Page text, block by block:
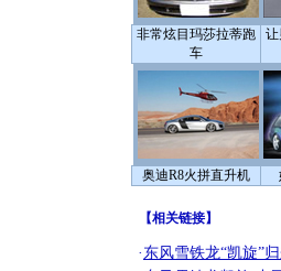
非常炫目玛莎拉蒂跑
车
奥迪R8火拼直升机
【相关链接】
· 东风雪铁龙“凯旋”